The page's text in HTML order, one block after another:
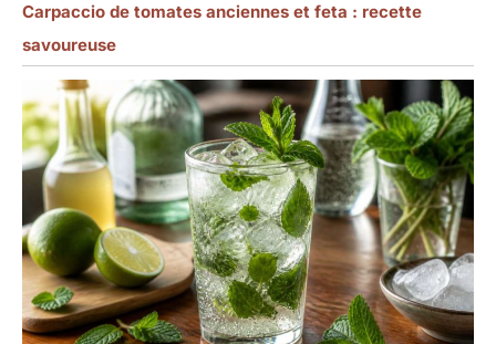
Carpaccio de tomates anciennes et feta : recette
savoureuse